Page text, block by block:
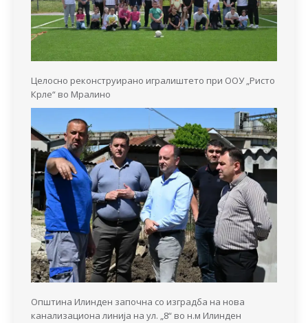
Целосно реконструирано игралиштето при ООУ „Ристо
Крле“ во Мралино
Општина Илинден започна со изградба на нова
канализациона линија на ул. „8“ во н.м Илинден